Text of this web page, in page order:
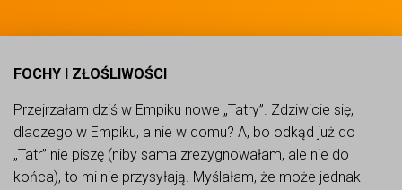
FOCHY I ZŁOŚLIWOŚCI
Przejrzałam dziś w Empiku nowe „Tatry”. Zdziwicie się,
dlaczego w Empiku, a nie w domu? A, bo odkąd już do
„Tatr” nie piszę (niby sama zrezygnowałam, ale nie do
końca), to mi nie przysyłają. Myślałam, że może jednak